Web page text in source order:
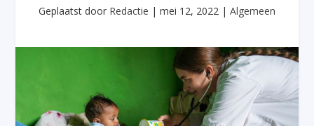
Geplaatst door Redactie | mei 12, 2022 | Algemeen